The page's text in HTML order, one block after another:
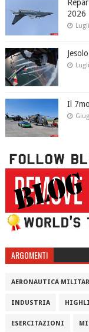
2026
Il
ARGOMENTI
AERONAUTICA
INDUSTRIA
ESERCITAZIONI